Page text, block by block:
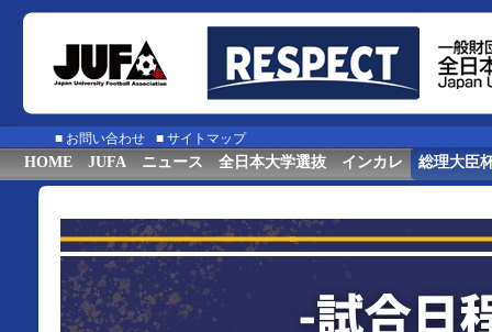
■ お問い合わせ ■ サイトマップ
HOME JUFA ニュース 全日本大学選抜 インカレ 総理大臣